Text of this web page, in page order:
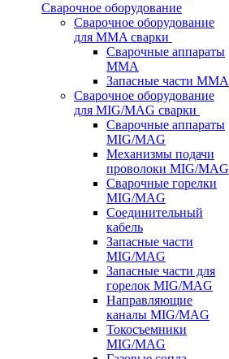
Сварочное оборудование
Сварочное оборудование
для MMA сварки
Сварочные аппараты
MMA
Запасные части MMA
Сварочное оборудование
для MIG/MAG сварки
Сварочные аппараты
MIG/MAG
Механизмы подачи
проволоки MIG/MAG
Сварочные горелки
MIG/MAG
Соединительный
кабель
Запасные части
MIG/MAG
Запасные части для
горелок MIG/MAG
Направляющие
каналы MIG/MAG
Токосъемники
MIG/MAG